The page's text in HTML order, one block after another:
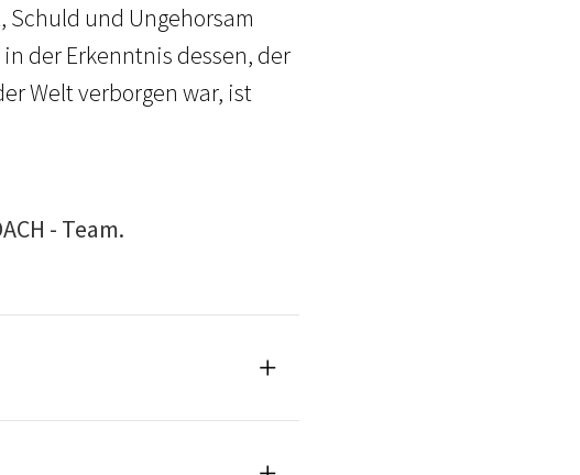
Schuld und Ungehorsam
der Erkenntnis dessen, der
Welt verborgen war, ist
- Team.